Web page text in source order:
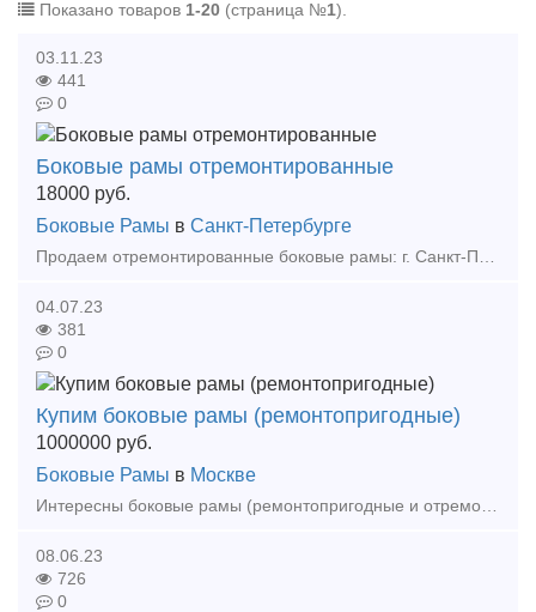
Показано товаров 1-20 (страница №1).
03.11.23
441
0
Боковые рамы отремонтированные
18000 руб.
Боковые Рамы в Санкт-Петербурге
04.07.23
381
0
Купим боковые рамы (ремонтопригодные)
1000000 руб.
Боковые Рамы в Москве
08.06.23
726
0